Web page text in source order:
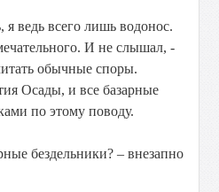
я ведь всего лишь водонос.
И не слышал, -
обычные споры.
Осады, и все базарные
по этому поводу.
бездельники? – внезапно